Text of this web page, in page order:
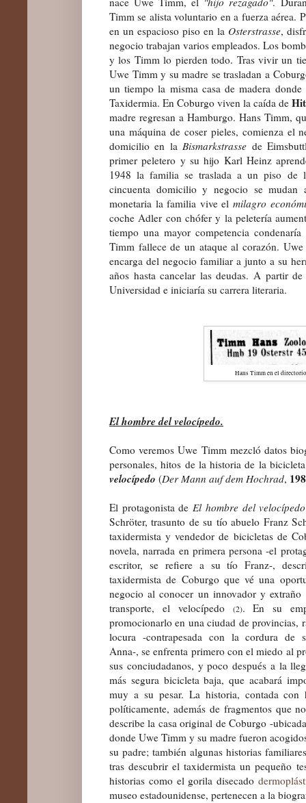
Timm se alista voluntario en a fuerza aérea.
en un espacioso piso en la Osterstrasse,
negocio trabajan varios empleados. Los
y los Timm lo pierden todo. Tras vivir un
Uwe Timm y su madre se trasladan a
un tiempo la misma casa de madera
Taxidermia. En Coburgo viven la caída de
madre regresan a Hamburgo. Hans Timm,
una máquina de coser pieles, comienza el
domicilio en la Bismarkstrasse de
primer peletero y su hijo Karl Heinz
1948 la familia se traslada a un piso
cincuenta domicilio y negocio se
monetaria la familia vive elmilagro
coche Adler con chófer y la peletería
tiempo una mayor competencia
Timm fallece de un ataque al corazón.
encarga del negocio familiar a junto a su
años hasta cancelar las deudas. A partir
Universidad e iniciaría su carrera literaria.
Hans Timm en el
El hombre del velocípedo.
Como veremos Uwe Timm mezcló datos
personales, hitos de la historia de la
velocípedo (Der Mann auf dem Hochrad,
El protagonista deEl hombre del velocípedo
Schröter, trasunto de su tío abuelo Franz
taxidermista y vendedor de bicicletas de
novela, narrada en primera persona -el
escritor, se refiere a su tío Franz-,
taxidermista de Coburgo que vé una
negocio al conocer un innovador y extraño
transporte, el velocípedo
(2). En su
promocionarlo en una ciudad de provincias,
locura -contrapesada con la cordura de
Anna-, se enfrenta primero con el miedo al
sus conciudadanos, y poco después a la
más segura bicicleta baja, que acabará
muy a su pesar. La historia, contada
políticamente, además de fragmentos que
describe la casa original de Coburgo -
donde Uwe Timm y su madre fueron
su padre; también algunas historias
tras descubrir el taxidermista un pequeño
historias como el gorila disecado
museo estadounidense, pertenecen a la